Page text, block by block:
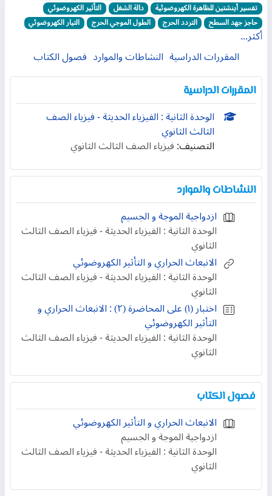
تفسير أينشتين للظاهرة الكهروضوئية
دالة الشغل
التأثير الكهروضوئي
حاجز جهد السطح
التردد الحرج الطول الموجي الحرج التيار الكهروضوئي
أكثر...
المقررات الدراسية النشاطات والموارد فصول الكتاب
المقررات الدراسية
الوحدة الثانية : الفيزياء الحديثة - فيزياء الصف
الثالث الثانوي
التصنيف:فيزياء الصف الثالث الثانوي
النشاطات والموارد
ازدواجية الموجة و الجسيم
الوحدة الثانية : الفيزياء الحديثة - فيزياء الصف الثالث
الثانوي
الانبعاث الحراري و التأثير الكهروضوئي
الوحدة الثانية : الفيزياء الحديثة - فيزياء الصف الثالث
الثانوي
اختبار (۱) على المحاضرة (۲) : الانبعاث الحراري و
التأثير الكهروضوئي
الوحدة الثانية : الفيزياء الحديثة - فيزياء الصف الثالث
الثانوي
فصول الكتاب
الانبعاث الحراري و التأثير الكهروضوئي
ازدواجية الموجة و الجسيم
الوحدة الثانية : الفيزياء الحديثة - فيزياء الصف الثالث
الثانوي